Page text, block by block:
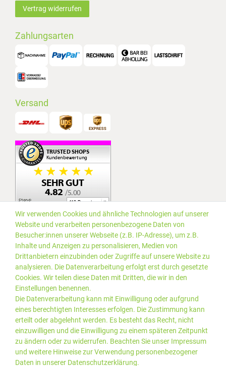
Vertrag widerrufen
Zahlungsarten
Versand
Wir verwenden Cookies und ähnliche Technologien auf unserer
Website und verarbeiten personenbezogene Daten von
Besucher:innen unserer Webseite (z.B. IP-Adresse), um z.B.
Inhalte und Anzeigen zu personalisieren, Medien von
Drittanbietern einzubinden oder Zugriffe auf unsere Website zu
analysieren. Die Datenverarbeitung erfolgt erst durch gesetzte
Cookies. Wir teilen diese Daten mit Dritten, die wir in den
Einstellungen benennen.
Die Datenverarbeitung kann mit Einwilligung oder aufgrund
eines berechtigten Interesses erfolgen. Die Zustimmung kann
erteilt oder abgelehnt werden. Es besteht das Recht, nicht
einzuwilligen und die Einwilligung zu einem späteren Zeitpunkt
zu ändern oder zu widerrufen. Beachten Sie unser Impressum
und weitere Hinweise zur Verwendung personenbezogener
Daten in unserer Daten­schutz­erklärung.